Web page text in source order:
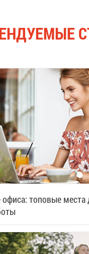
офи­са: то­по­вые